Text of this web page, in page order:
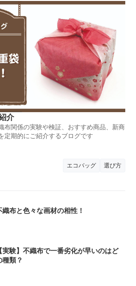
介
布関係の実験や検証、おすすめ商品、新商
定期的にご紹介するブログです
エコバッグ 選び方
織布と色々な画材の相性！
【実験】不織布で一番劣化が早いのはど
種類？